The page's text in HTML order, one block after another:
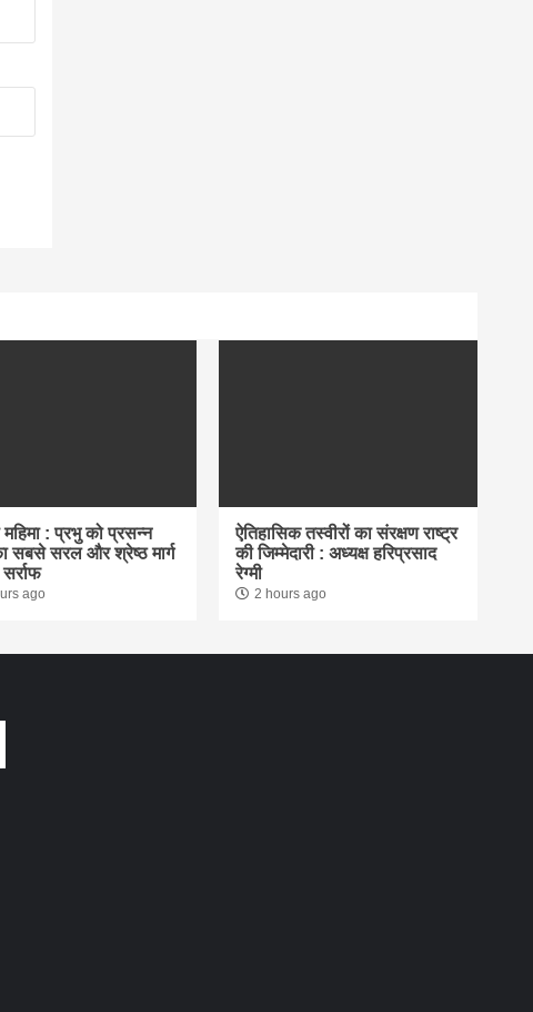
महिमा : प्रभु को प्रसन्न
सबसे सरल और श्रेष्ठ मार्ग
ago
ऐतिहासिक तस्वीरों का संरक्षण राष्ट्र
की जिम्मेदारी : अध्यक्ष हरिप्रसाद
रेग्मी
2 hours ago